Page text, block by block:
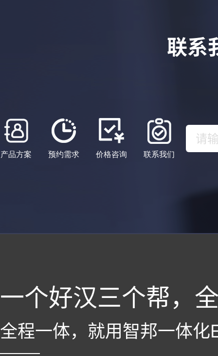
联系
产品方案 预约需求 价格咨询 联系我们
一个好汉三个帮，
全程一体，就用智邦一体化